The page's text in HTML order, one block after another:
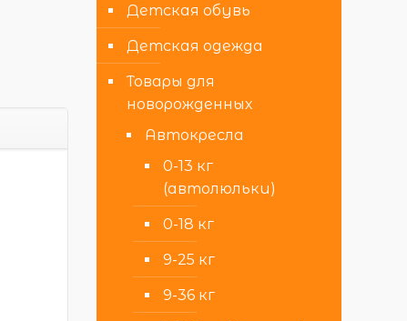
Детская обувь
Детская одежда
Товары для
новорожденных
Автокресла
0-13 кг
(автолюльки)
0-18 кг
9-25 кг
9-36 кг